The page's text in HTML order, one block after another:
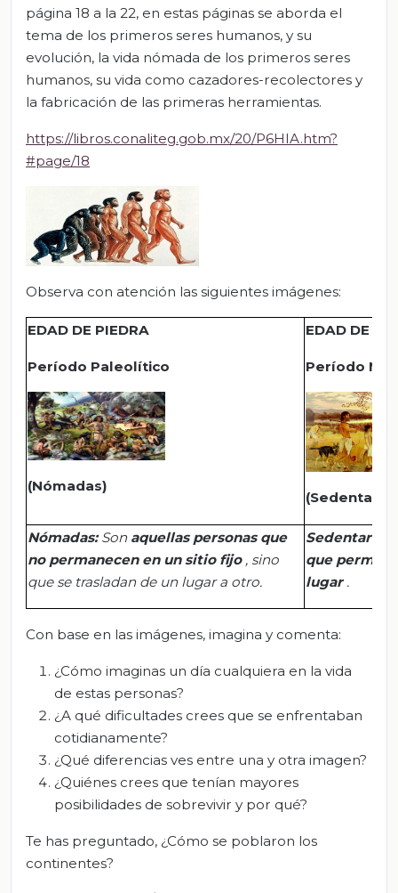
página 18 a la 22, en estas páginas se aborda el
tema de los primeros seres humanos, y su
evolución, la vida nómada de los primeros seres
humanos, su vida como cazadores-recolectores y
la fabricación de las primeras herramientas.
https://libros.conaliteg.gob.mx/20/P6HIA.htm?
#page/18
Observa con atención las siguientes imágenes:
EDAD DE PIEDRA
Período Paleolítico
(Nómadas)
EDAD DE
Período
Nómadas:Son aquellas personas que
no permanecen en un sitio fijo , sino
que se trasladan de un lugar a otro.
Sedentarios:
que
lugar .
Con base en las imágenes, imagina y comenta:
¿Cómo imaginas un día cualquiera en la vida
de estas personas?
¿A qué dificultades crees que se enfrentaban
cotidianamente?
¿Qué diferencias ves entre una y otra imagen?
¿Quiénes crees que tenían mayores
posibilidades de sobrevivir y por qué?
Te has preguntado, ¿Cómo se poblaron los
continentes?